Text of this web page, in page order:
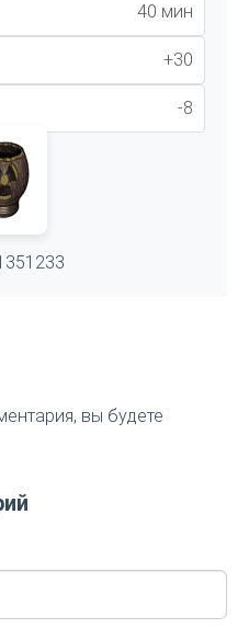
40 мин
+30
-8
вы будете